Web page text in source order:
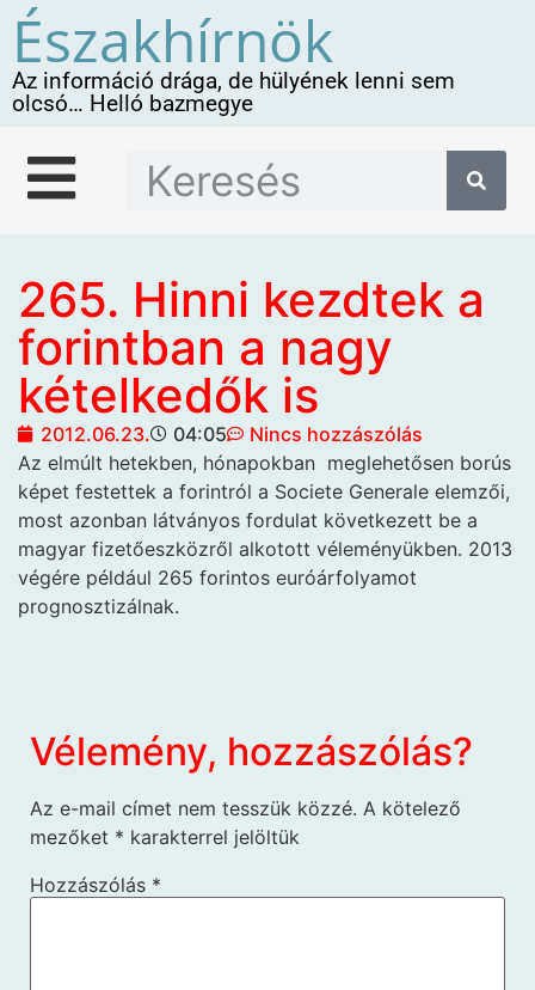
Északhírnök
Az információ drága, de hülyének lenni sem
olcsó… Helló bazmegye
265. Hinni kezdtek a
forintban a nagy
kételkedők is
2012.06.23. 04:05
Nincs hozzászólás
Az elmúlt hetekben, hónapokban meglehetősen borús
képet festettek a forintról a Societe Generale elemzői,
most azonban látványos fordulat következett be a
magyar fizetőeszközről alkotott véleményükben. 2013
végére például 265 forintos euróárfolyamot
prognosztizálnak.
Vélemény, hozzászólás?
Az e-mail címet nem tesszük közzé. A kötelező
mezőket * karakterrel jelöltük
Hozzászólás *